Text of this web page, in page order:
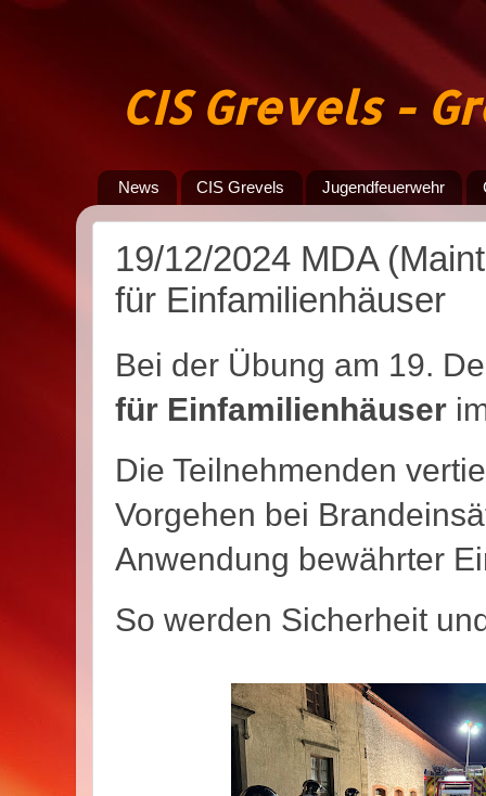
CIS Grevels -
News CIS Grevels Jugendfeuerwehr
19/12/2024 MDA
für Einfamilienhäuser
Bei der Übung am 19.
für Einfamilienhäuser
Die Teilnehmenden
Vorgehen bei
Anwendung bewährter
So werden Sicherheit